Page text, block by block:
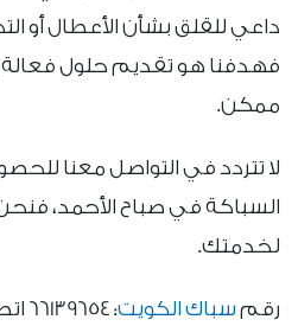
داعي للقلق بشأن الأعطال أو
فهدفنا هو تقديم حلول
ممكن.
لا تتردد في التواصل معنا
السباكة في صباح الأحمد،
لخدمتك.
رقم سباك الكويت: 66139654 اتصل الان